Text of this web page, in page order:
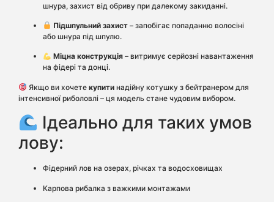
шнура, захист від обриву при далекому закиданні.
Підшпульний захист– запобігає попаданню волосіні
або шнура під шпулю.
Міцна конструкція– витримує серйозні навантаження
на фідері та донці.
Якщо ви хочете купитинадійну котушку з бейтранером для
інтенсивної риболовлі – ця модель стане чудовим вибором.
Ідеально для таких умов
лову:
Фідерний лов на озерах, річках та водосховищах
Карпова рибалка з важкими монтажами